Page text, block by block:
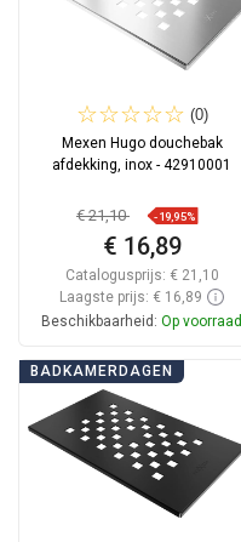
(0)
Mexen Hugo douchebak
afdekking, inox - 42910001
€ 21,10 -19,95%
€ 16,89
Catalogusprijs: € 21,10
Laagste prijs: € 16,89
Beschikbaarheid: Op voorraad
In winkelwagen
favorite_border
Vergelijk
BADKAMERDAGEN